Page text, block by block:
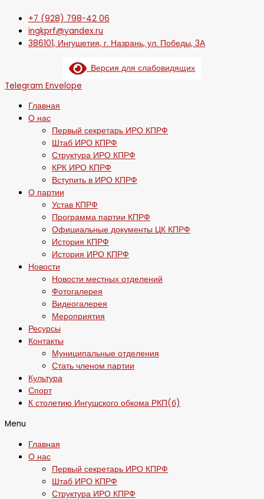
+7 (928) 798-42 06
ingkprf@yandex.ru
386101, Ингушетия, г. Назрань, ул. Победы, 3А
Версия для слабовидящих
Telegram Envelope
Главная
О нас
Первый секретарь ИРО КПРФ
Штаб ИРО КПРФ
Структура ИРО КПРФ
КРК ИРО КПРФ
Вступить в ИРО КПРФ
О партии
Устав КПРФ
Программа партии КПРФ
Официальные документы ЦК КПРФ
История КПРФ
История ИРО КПРФ
Новости
Новости местных отделений
Фотогалерея
Видеогалерея
Мероприятия
Ресурсы
Контакты
Муниципальные отделения
Стать членом партии
Культура
Спорт
К столетию Ингушского обкома РКП(б)
Menu
Главная
О нас
Первый секретарь ИРО КПРФ
Штаб ИРО КПРФ
Структура ИРО КПРФ